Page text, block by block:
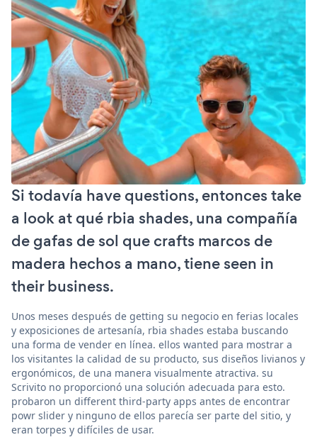
Si todavía have questions, entonces take
a look at qué rbia shades, una compañía
de gafas de sol que crafts marcos de
madera hechos a mano, tiene seen in
their business.
Unos meses después de getting su negocio en ferias locales
y exposiciones de artesanía, rbia shades estaba buscando
una forma de vender en línea. ellos wanted para mostrar a
los visitantes la calidad de su producto, sus diseños livianos y
ergonómicos, de una manera visualmente atractiva. su
Scrivito no proporcionó una solución adecuada para esto.
probaron un different third-party apps antes de encontrar
powr slider y ninguno de ellos parecía ser parte del sitio, y
eran torpes y difíciles de usar.